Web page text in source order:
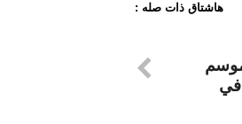
هاشتاق ذات صله :
موسم
في